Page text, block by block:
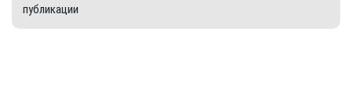
публикации